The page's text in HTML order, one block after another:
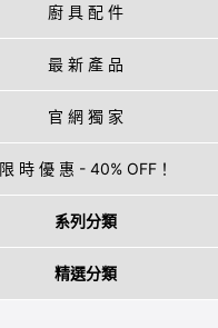
廚 具 配 件
最 新 產 品
官 網 獨 家
限 時 優 惠 - 40% OFF！
系列分類
精選分類